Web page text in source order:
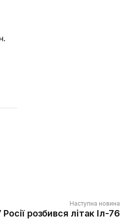
Наступна новина
Росії розбився літак Іл-76